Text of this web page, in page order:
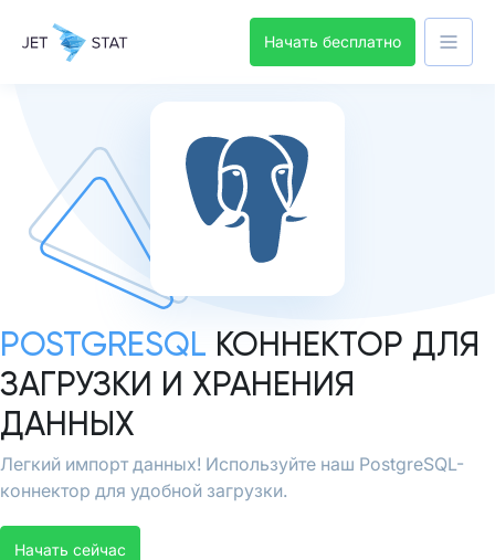
Начать бесплатно
POSTGRESQL КОННЕКТОР ДЛЯ
ЗАГРУЗКИ И ХРАНЕНИЯ
ДАННЫХ
Легкий импорт данных! Используйте наш PostgreSQL-
коннектор для удобной загрузки.
Начать сейчас